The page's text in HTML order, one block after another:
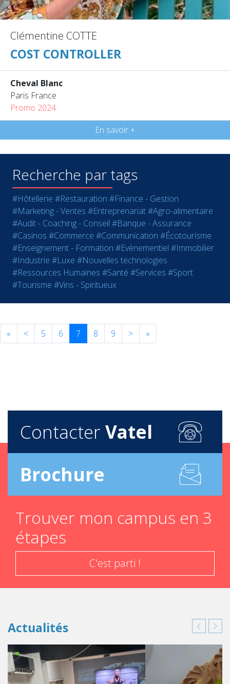
Clémentine COTTE
COST CONTROLLER
Cheval Blanc
Paris France
Promo 2024
En savoir +
Recherche par tags
#Hôtellerie #Restauration #Finance - Gestion
#Marketing - Ventes #Entreprenariat#Agro-alimentaire
#Audit - Coaching - Conseil #Banque - Assurance
#Casinos #Commerce #Communication #Écotourisme
#Enseignement - Formation #Evènementiel #Immobilier
#Industrie #Luxe #Nouvelles technologies
#Ressources Humaines #Santé #Services #Sport
#Tourisme #Vins - Spiritueux
« < 5 6 7 8 9 > »
Contacter Vatel
Brochure
Trouver mon campus en 3
étapes
C'est parti !
Actualités